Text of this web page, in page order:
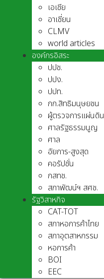
เอเชีย
อาเชี่ยน
CLMV
world articles
องค์กรอิสระ
ปปช.
ปปง.
ปปท.
กก.สิทธิมนุษยชน
ผู้ตรวจการแผ่นดิน
ศาลรัฐธรรมนูญ
ศาล
อัยการ-สูงสุด
คอรัปชั่น
กสทช.
สภาพัฒน์ฯ สศช.
รัฐวิสาหกิจ
CAT-TOT
สภาหอการค้าไทย
สภาอุตสาหกรรม
หอการค้า
BOI
EEC